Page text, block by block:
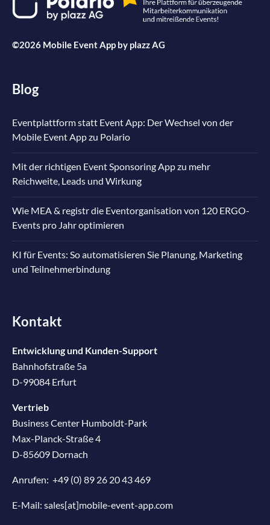
©2026 Mobile Event App by plazz AG
Blog
Eventplattform statt Event App: Der Wechsel von der
Mobile Event App zu Polario
Mit der richtigen Event Sponsoring App zu mehr
Reichweite, Leads und Wirkung
Wie MEA & registr die Eventorganisation von 120 ERGO-
Events pro Jahr optimieren
KI für Events: So automatisieren Sie Planung, Marketing
und Teilnehmerbindung
Kontakt
Entwicklung und Kunden-Support
Bahnhofstraße 5a
D-99084 Erfurt
Vertrieb
Business Center Humboldt-Park
Max-Planck-Straße 4
D-85609 Dornach
Anrufen: +49 (0) 89 26 20 43 469
E-Mail: sales[at]mobile-event-app.com